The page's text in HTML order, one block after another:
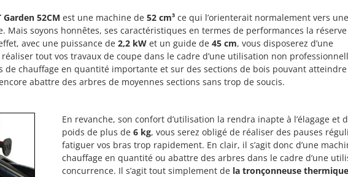
Garden 52CM est une machine de 52 cm³ ce qui l’orienterait normalement vers une
Mais soyons honnêtes, ses caractéristiques en termes de performances la réserve
avec une puissance de 2,2 kW et un guide de 45 cm, vous disposerez d’une
tout vos travaux de coupe dans le cadre d’une utilisation non
de chauffage en quantité importante et sur des sections de bois pouvant atteindre
abattre des arbres de moyennes sections sans trop de soucis.
En revanche, son confort d’utilisation la rendra inapte à l’élagage et
poids de plus de 6 kg, vous serez obligé de réaliser des pauses
fatiguer vos bras trop rapidement. En clair, il s’agit donc d’une
chauffage en quantité ou abattre des arbres dans le cadre d’une
concurrence. Il s’agit tout simplement de la tronçonneuse